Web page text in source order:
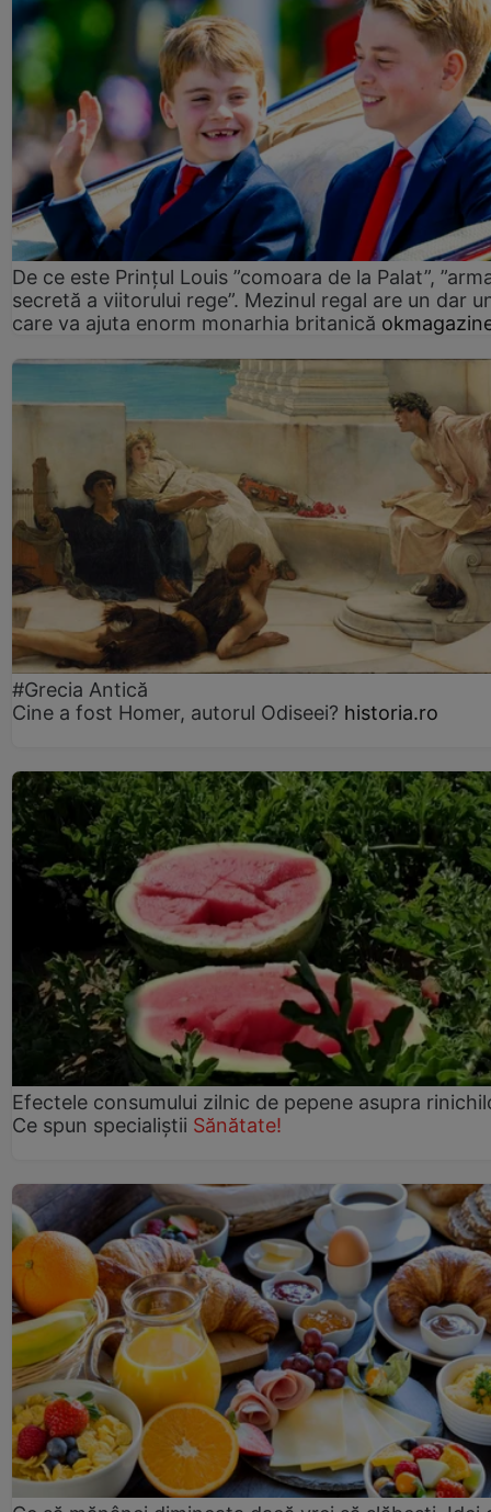
De ce este Prințul Louis ”comoara de la Palat”,
secretă a viitorului rege”. Mezinul regal are un dar
care va ajuta enorm monarhia britanică
#Grecia Antică
Cine a fost Homer, autorul Odiseei? historia.ro
Efectele consumului zilnic de pepene asupra
Ce spun specialiștii Sănătate!